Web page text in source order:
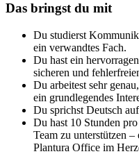
Das bringst du mit
Du studierst
ein verwandtes Fach.
Du hast ein
sicheren und
Du arbeitest sehr
ein grundlegendes
Du sprichst Deutsch
Du hast 10 Stunden
Team zu unterstützen
Plantura Office im